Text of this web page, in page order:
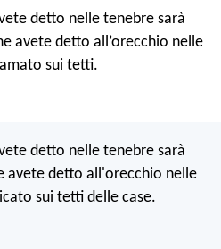
detto nelle tenebre sarà
avete detto all’orecchio nelle
sui tetti.
detto nelle tenebre sarà
avete detto all'orecchio nelle
sui tetti delle case.